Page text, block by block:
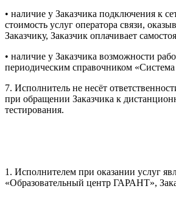
• наличие у Заказчика подключения к
стоимость услуг оператора связи,
Заказчику, Заказчик оплачивает
• наличие у Заказчика возможности
периодическим справочником
7. Исполнитель не несёт
при обращении Заказчика к
тестирования.
1. Исполнителем при оказании услуг
«Образовательный центр ГАРАНТ»,